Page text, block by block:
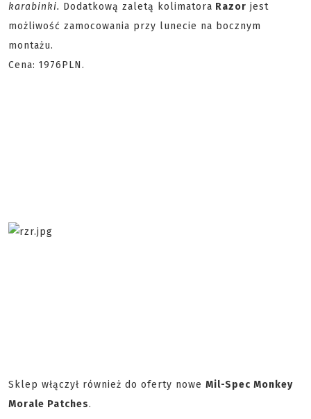
karabinki. Dodatkową zaletą kolimatora Razor jest
możliwość zamocowania przy lunecie na bocznym
montażu.
Cena: 1976PLN.
Sklep włączył również do oferty nowe Mil-Spec Monkey
Morale Patches.